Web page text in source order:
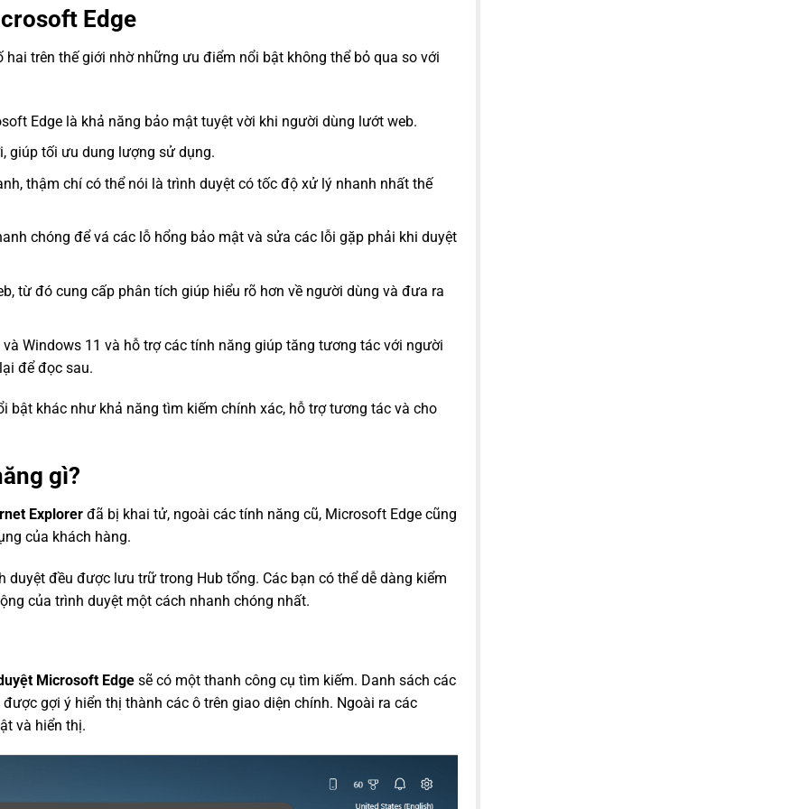
Edge
trên thế giới nhờ những ưu điểm nổi bật không thể bỏ qua so với
Edge là khả năng bảo mật tuyệt vời khi người dùng lướt web.
giúp tối ưu dung lượng sử dụng.
thậm chí có thể nói là trình duyệt có tốc độ xử lý nhanh nhất thế
chóng để vá các lỗ hổng bảo mật và sửa các lỗi gặp phải khi duyệt
từ đó cung cấp phân tích giúp hiểu rõ hơn về người dùng và đưa ra
Windows 11 và hỗ trợ các tính năng giúp tăng tương tác với người
để đọc sau.
bật khác như khả năng tìm kiếm chính xác, hỗ trợ tương tác và cho
gì?
Explorer đã bị khai tử, ngoài các tính năng cũ, Microsoft Edge cũng
của khách hàng.
đều được lưu trữ trong Hub tổng. Các bạn có thể dễ dàng kiểm
của trình duyệt một cách nhanh chóng nhất.
Microsoft Edge sẽ có một thanh công cụ tìm kiếm. Danh sách các
gợi ý hiển thị thành các ô trên giao diện chính. Ngoài ra các
và hiển thị.